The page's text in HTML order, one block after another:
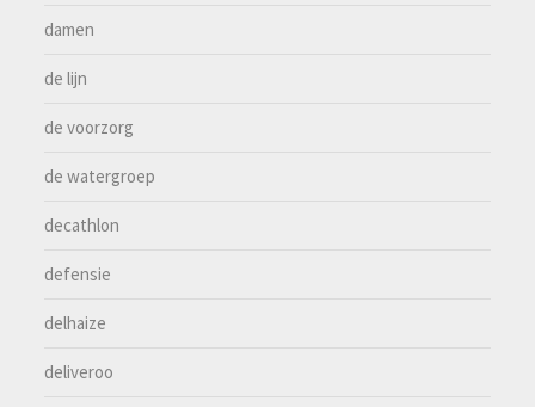
damen
de lijn
de voorzorg
de watergroep
decathlon
defensie
delhaize
deliveroo